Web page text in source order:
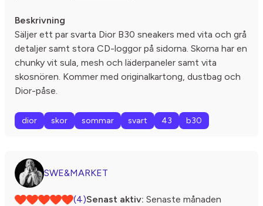
Beskrivning
Säljer ett par svarta Dior B30 sneakers med vita och grå
detaljer samt stora CD-loggor på sidorna. Skorna har en
chunky vit sula, mesh och läderpaneler samt vita
skosnören. Kommer med originalkartong, dustbag och
Dior-påse.
dior skor sommar svart 43 b30
SWE&MARKET
(4)Senast aktiv: Senaste månaden